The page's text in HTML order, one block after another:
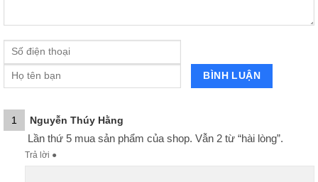
1 Nguyễn Thúy Hằng
Lần thứ 5 mua sản phẩm của shop. Vẫn 2 từ “hài lòng”.
Trả lời ●